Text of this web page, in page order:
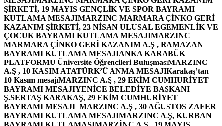
ŞİRKETİ, 19 MAYIS GENÇLİK VE SPOR BAYRAMI
KUTLAMA MESAJIMARZINC MARMARA ÇİNKO GERİ
KAZANIM ŞİRKETİ, 23 NİSAN ULUSAL EGEMENLİK VE
ÇOCUK BAYRAMI KUTLAMA MESAJIMARZINC
MARMARA ÇİNKO GERİ KAZANIM A.Ş , RAMAZAN
BAYRAMI KUTLAMA MESAJIANKA KARABÜK
PLATFORMU Üniversite Öğrencileri BuluşmasıMARZINC
A.Ş , 10 KASIM ATATÜRK’Ü ANMA MESAJIKarakaş’tan
10 Kasım mesajıMARZINC A.Ş , 29 EKİM CUMHURİYET
BAYRAMI MESAJIYENİCE BELEDİYE BAŞKANI
Ş.SERTAŞ KARAKAŞ, 29 EKİM CUMHURİYET
BAYRAMI MESAJI MARZINC A.Ş , 30 AĞUSTOS ZAFER
BAYRAMI KUTLAMA MESAJIMARZINC A.Ş, KURBAN
BAYRAMI KUTLAMASIMARZİNC A.Ş , 19 MAYIS